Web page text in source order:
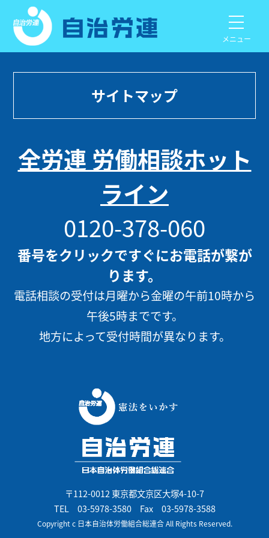
メニュー
サイトマップ
全労連 労働相談ホット
ライン
0120-378-060
番号をクリックですぐにお電話が繋が
ります。
電話相談の受付は月曜から金曜の午前10時から
午後5時までです。
地方によって受付時間が異なります。
〒112-0012 東京都文京区大塚4-10-7
TEL 03-5978-3580Fax 03-5978-3588
Copyright c 日本自治体労働組合総連合 All Rights Reserved.